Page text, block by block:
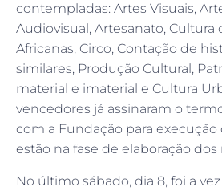
contempladas: Artes Visuais,
Audiovisual, Artesanato, Cultura
Africanas, Circo, Contação de
similares, Produção Cultural,
material e imaterial e Cultura
vencedores já assinaram o
com a Fundação para
estão na fase de elaboração
No último sábado, dia 8, foi a